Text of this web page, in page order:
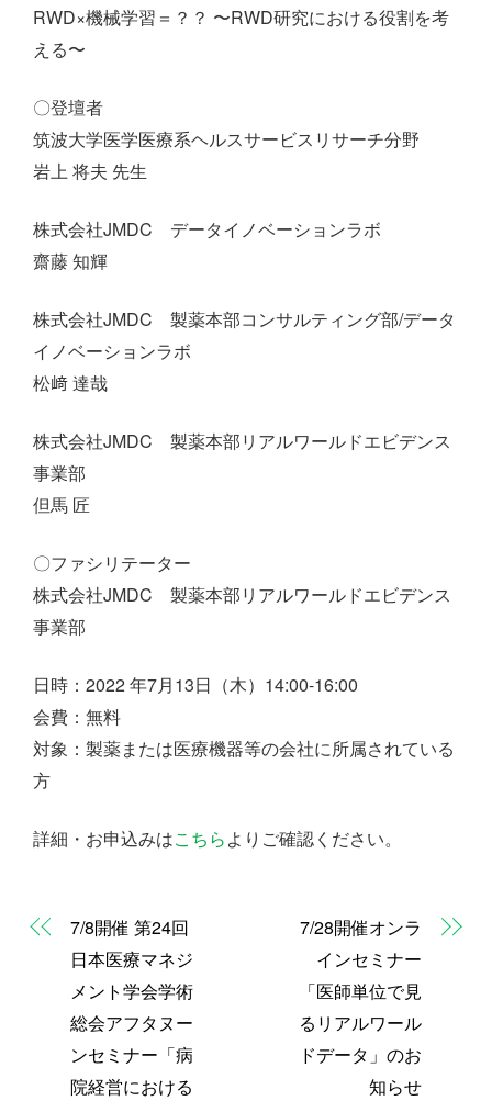
RWD×機械学習＝？？ 〜RWD研究における役割を考
える〜
〇登壇者
筑波大学医学医療系ヘルスサービスリサーチ分野
岩上 将夫 先生
株式会社JMDC データイノベーションラボ
齋藤 知輝
株式会社JMDC 製薬本部コンサルティング部/データ
イノベーションラボ
松﨑 達哉
株式会社JMDC 製薬本部リアルワールドエビデンス
事業部
但馬 匠
〇ファシリテーター
株式会社JMDC 製薬本部リアルワールドエビデンス
事業部
日時：2022 年7月13日（木）14:00-16:00
会費：無料
対象：製薬または医療機器等の会社に所属されている
方
詳細・お申込みはこちらよりご確認ください。
7/8開催 第24回
日本医療マネジ
メント学会学術
総会アフタヌー
ンセミナー「病
院経営における
7/28開催オンラ
インセミナー
「医師単位で見
るリアルワール
ドデータ」のお
知らせ